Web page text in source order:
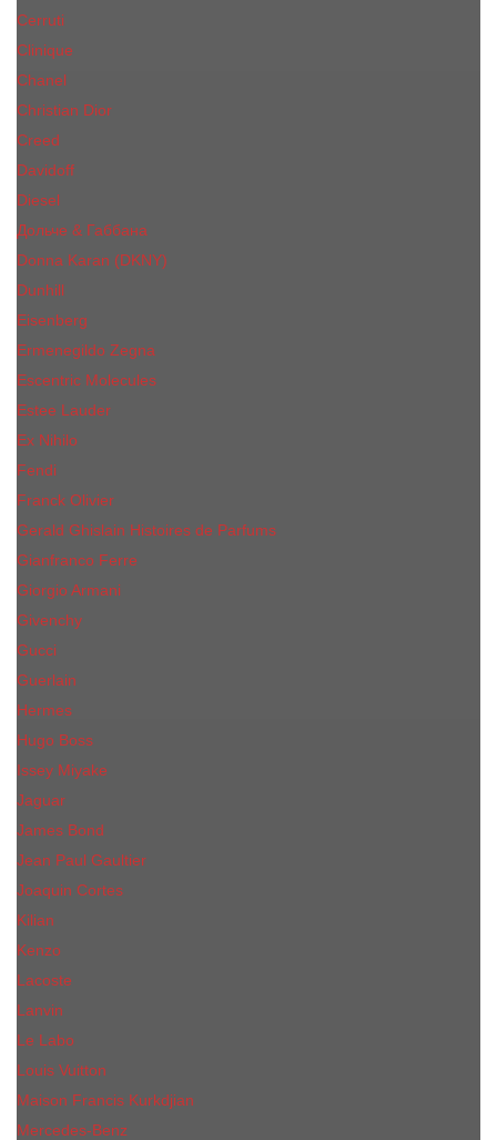
Cerruti
Сliniquе
Chanel
Christian Dior
Creed
Davidoff
Diesel
Дольче & Габбана
Donna Karan (DKNY)
Dunhill
Eisenberg
Ermenegildo Zegna
Escentric Molecules
Еsteе Lаudеr
Ex Nihilo
Fendi
Franck Olivier
Gerald Ghislain Histoires de Parfums
Gianfranco Ferre
Giorgio Armani
Givenchy
Gucci
Guerlain
Hermes
Hugo Boss
Issey Miyake
Jaguar
James Bond
Jean Paul Gaultier
Joaquin Сortes
Kilian
Kenzo
Lacoste
Lanvin
Le Labo
Louis Vuitton
Maison Francis Kurkdjian
Mercedes-Benz